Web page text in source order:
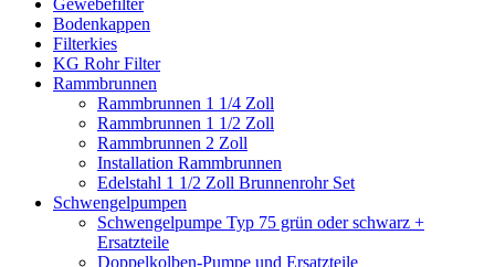
Gewebefilter
Bodenkappen
Filterkies
KG Rohr Filter
Rammbrunnen
Rammbrunnen 1 1/4 Zoll
Rammbrunnen 1 1/2 Zoll
Rammbrunnen 2 Zoll
Installation Rammbrunnen
Edelstahl 1 1/2 Zoll Brunnenrohr Set
Schwengelpumpen
Schwengelpumpe Typ 75 grün oder schwarz +
Ersatzteile
Doppelkolben-Pumpe und Ersatzteile